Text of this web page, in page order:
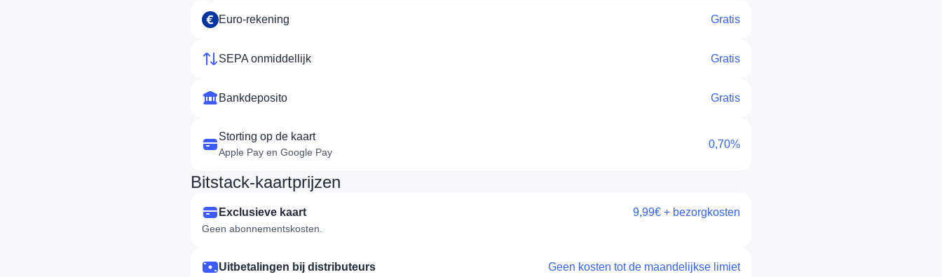
Euro-rekening Gratis
SEPA onmiddellijk Gratis
Bankdeposito Gratis
Storting op de kaart
Apple Pay en Google Pay
0,70%
Bitstack-kaartprijzen
Exclusieve kaart 9,99€ + bezorgkosten
Geen abonnementskosten.
Uitbetalingen bij distributeurs Geen kosten tot de maandelijkse limiet